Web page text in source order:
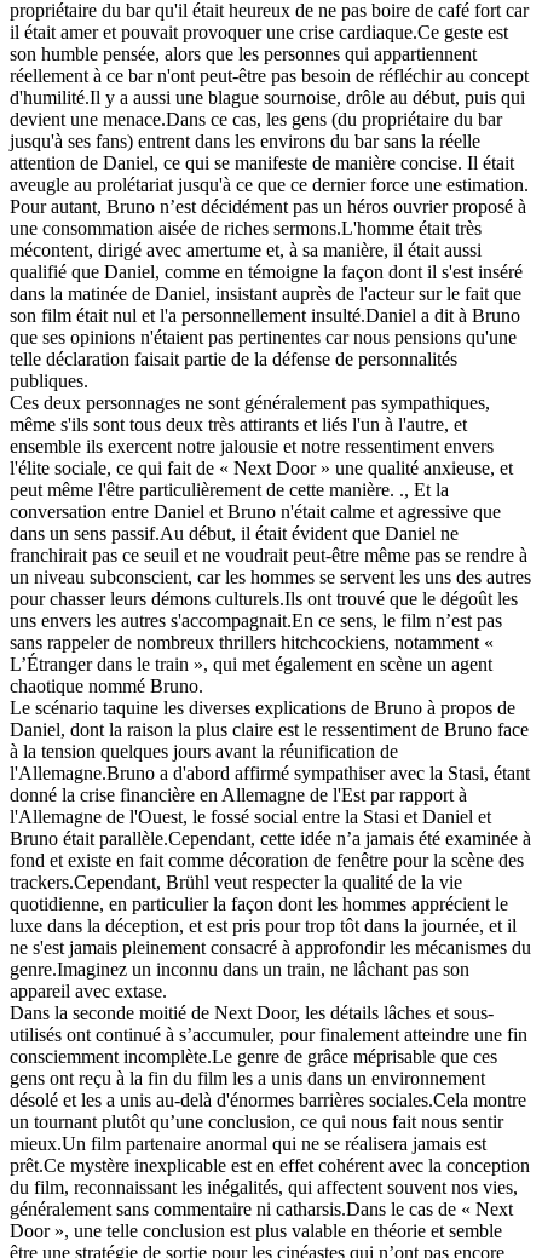
propriétaire du bar qu'il était heureux de ne pas boire de café fort car
il était amer et pouvait provoquer une crise cardiaque.Ce geste est
son humble pensée, alors que les personnes qui appartiennent
réellement à ce bar n'ont peut-être pas besoin de réfléchir au concept
d'humilité.Il y a aussi une blague sournoise, drôle au début, puis qui
devient une menace.Dans ce cas, les gens (du propriétaire du bar
jusqu'à ses fans) entrent dans les environs du bar sans la réelle
attention de Daniel, ce qui se manifeste de manière concise. Il était
aveugle au prolétariat jusqu'à ce que ce dernier force une estimation.
Pour autant, Bruno n’est décidément pas un héros ouvrier proposé à
une consommation aisée de riches sermons.L'homme était très
mécontent, dirigé avec amertume et, à sa manière, il était aussi
qualifié que Daniel, comme en témoigne la façon dont il s'est inséré
dans la matinée de Daniel, insistant auprès de l'acteur sur le fait que
son film était nul et l'a personnellement insulté.Daniel a dit à Bruno
que ses opinions n'étaient pas pertinentes car nous pensions qu'une
telle déclaration faisait partie de la défense de personnalités
publiques.
Ces deux personnages ne sont généralement pas sympathiques,
même s'ils sont tous deux très attirants et liés l'un à l'autre, et
ensemble ils exercent notre jalousie et notre ressentiment envers
l'élite sociale, ce qui fait de « Next Door » une qualité anxieuse, et
peut même l'être particulièrement de cette manière. ., Et la
conversation entre Daniel et Bruno n'était calme et agressive que
dans un sens passif.Au début, il était évident que Daniel ne
franchirait pas ce seuil et ne voudrait peut-être même pas se rendre à
un niveau subconscient, car les hommes se servent les uns des autres
pour chasser leurs démons culturels.Ils ont trouvé que le dégoût les
uns envers les autres s'accompagnait.En ce sens, le film n’est pas
sans rappeler de nombreux thrillers hitchcockiens, notamment «
L’Étranger dans le train », qui met également en scène un agent
chaotique nommé Bruno.
Le scénario taquine les diverses explications de Bruno à propos de
Daniel, dont la raison la plus claire est le ressentiment de Bruno face
à la tension quelques jours avant la réunification de
l'Allemagne.Bruno a d'abord affirmé sympathiser avec la Stasi, étant
donné la crise financière en Allemagne de l'Est par rapport à
l'Allemagne de l'Ouest, le fossé social entre la Stasi et Daniel et
Bruno était parallèle.Cependant, cette idée n’a jamais été examinée à
fond et existe en fait comme décoration de fenêtre pour la scène des
trackers.Cependant, Brühl veut respecter la qualité de la vie
quotidienne, en particulier la façon dont les hommes apprécient le
luxe dans la déception, et est pris pour trop tôt dans la journée, et il
ne s'est jamais pleinement consacré à approfondir les mécanismes du
genre.Imaginez un inconnu dans un train, ne lâchant pas son
appareil avec extase.
Dans la seconde moitié de Next Door, les détails lâches et sous-
utilisés ont continué à s’accumuler, pour finalement atteindre une fin
consciemment incomplète.Le genre de grâce méprisable que ces
gens ont reçu à la fin du film les a unis dans un environnement
désolé et les a unis au-delà d'énormes barrières sociales.Cela montre
un tournant plutôt qu’une conclusion, ce qui nous fait nous sentir
mieux.Un film partenaire anormal qui ne se réalisera jamais est
prêt.Ce mystère inexplicable est en effet cohérent avec la conception
du film, reconnaissant les inégalités, qui affectent souvent nos vies,
généralement sans commentaire ni catharsis.Dans le cas de « Next
Door », une telle conclusion est plus valable en théorie et semble
être une stratégie de sortie pour les cinéastes qui n’ont pas encore